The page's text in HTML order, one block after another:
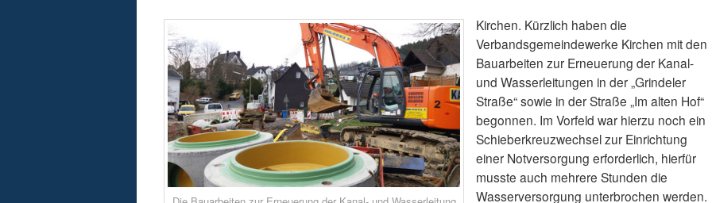
Kirchen. Kürzlich haben die
Verbandsgemeindewerke Kirchen mit den
Bauarbeiten zur Erneuerung der Kanal-
und Wasserleitungen in der „Grindeler
Straße“ sowie in der Straße „Im alten Hof“
begonnen. Im Vorfeld war hierzu noch ein
Schieberkreuzwechsel zur Einrichtung
einer Notversorgung erforderlich, hierfür
musste auch mehrere Stunden die
Wasserversorgung unterbrochen werden.